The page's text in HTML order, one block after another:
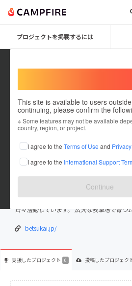
プロジェクトを掲載するには
This site is available to users
continuing, please confirm the
※ Some features may not be available
country, region, or project.
I agree to the Terms of Use and
I agree to the International Support
Continue
北海道別海町役場
これまでに1件のプロジェクトを投稿し
在住国：日本 現在地：北海道
出身国：日本 出身地：北海道
私たち別海町役場 地域創生課は、北海道
れたまちで、「人が集まり、笑顔が生まれ
日々活動しています。 広大な牧草地で育つ
betsukai.jp/
支援したプロジェクト 0 投稿したプロジェク